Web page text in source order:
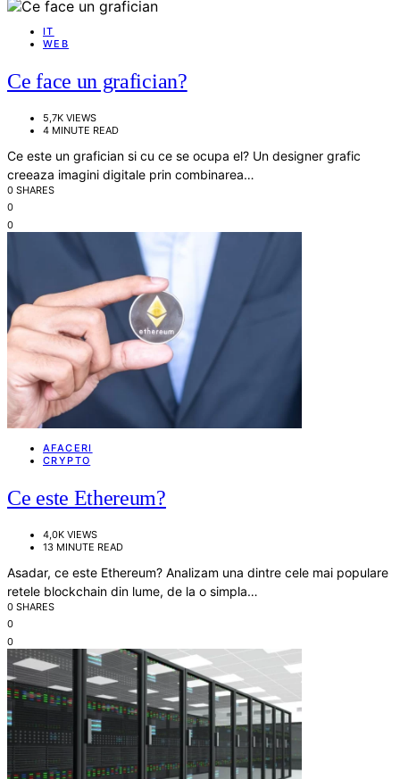
IT
WEB
Ce face un grafician?
5,7K VIEWS
4 MINUTE READ
Ce este un grafician si cu ce se ocupa el? Un designer grafic
creeaza imagini digitale prin combinarea…
0 SHARES
0
0
AFACERI
CRYPTO
Ce este Ethereum?
4,0K VIEWS
13 MINUTE READ
Asadar, ce este Ethereum? Analizam una dintre cele mai populare
retele blockchain din lume, de la o simpla…
0 SHARES
0
0